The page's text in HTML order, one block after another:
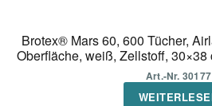
Brotex® Mars 60, 600 Tücher,
Oberfläche, weiß, Zellstoff,
Art.-Nr. 30177